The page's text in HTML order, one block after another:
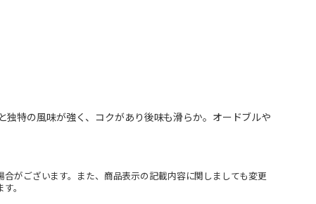
独特の風味が強く、コクがあり後味も滑らか。オードブルや
がございます。また、商品表示の記載内容に関しましても変更
。